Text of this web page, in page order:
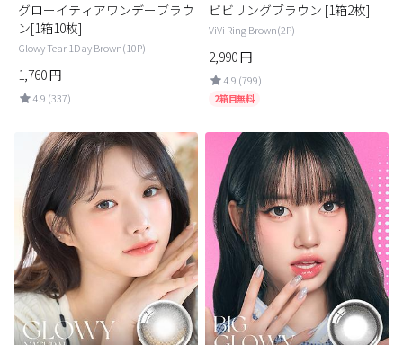
グローイティアワンデーブラウ
ン[1箱10枚]
Glowy Tear 1Day Brown(10P)
1,760円
4.9 (337)
ビビリングブラウン [1箱2枚]
ViVi Ring Brown(2P)
2,990円
4.9 (799)
2箱目無料